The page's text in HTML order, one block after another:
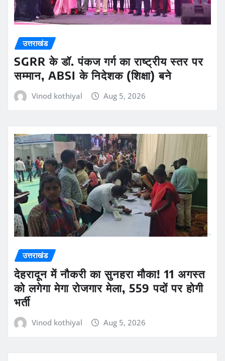
उत्तराखंड
SGRR के डॉ. पंकज गर्ग का राष्ट्रीय स्तर पर
सम्मान, ABSI के निदेशक (शिक्षा) बने
Vinod kothiyal Aug 5, 2026
उत्तराखंड
देहरादून में नौकरी का सुनहरा मौका! 11 अगस्त
को लगेगा मेगा रोजगार मेला, 559 पदों पर होगी
भर्ती
Vinod kothiyal Aug 5, 2026